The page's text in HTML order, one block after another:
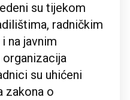
su tijekom
radničkim
na javnim
su uhićeni
zakona o